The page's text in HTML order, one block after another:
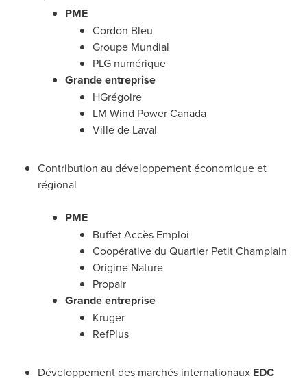
PME
Cordon Bleu
Groupe Mundial
PLG numérique
Grande entreprise
HGrégoire
LM Wind Power Canada
Ville de Laval
Contribution au développement économique et
régional
PME
Buffet Accès Emploi
Coopérative du Quartier Petit Champlain
Origine Nature
Propair
Grande entreprise
Kruger
RefPlus
Développement des marchés internationaux EDC